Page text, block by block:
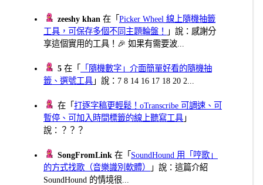
zeeshy khan 在「Picker Wheel 線上隨機抽籤
工具，可保存多個不同主題輪盤！
」說：感謝分
享這個實用的工具！🎉 如果有需要波...
5 在「
「隨機數字」介面簡單好看的隨機抽
籤、選號工具 」說：7 8 14 16 17 18 20 2...
在「打逐字稿更輕鬆！oTranscribe 可調速、可
暫停、可加入時間標籤的線上聽寫工具 」
說：？？？
SongFromLink 在「 SoundHound 用「哼歌」
的方式找歌（音樂識別軟體）
」說：這篇介紹
SoundHound 的情境很...